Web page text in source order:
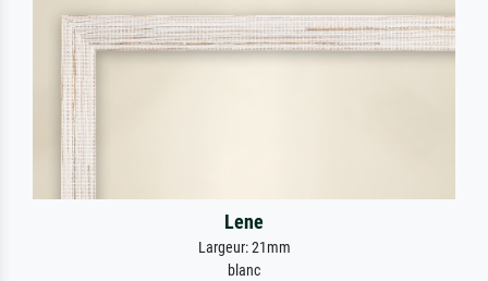
Lene
Largeur: 21mm
blanc